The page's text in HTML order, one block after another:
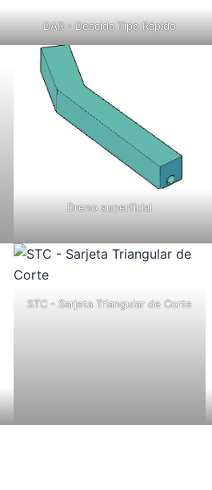
DAR - Descida Tipo Rápido
Dreno superficial
STC - Sarjeta Triangular de Corte